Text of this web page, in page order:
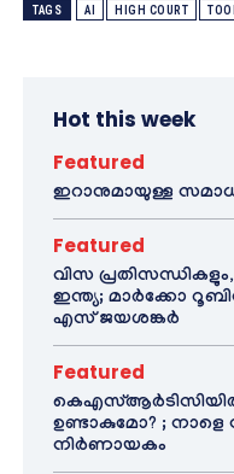
TAGS AI HIGH COURT
Hot this week
Featured
ഇറാനുമായുള്ള
Featured
വിസ
ഇന്ത്യ; മാർക്കോ
എസ് ജയശങ്കർ
Featured
കെഎസ്ആർടിസിയിൽ
ഉണ്ടാകുമോ? ; നാളെ
നിർണായകം